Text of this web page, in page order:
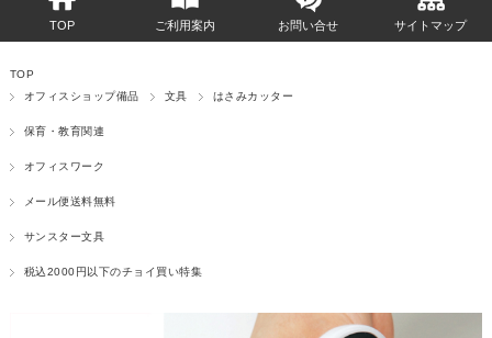
TOP ご利用案内 お問い合せ サイトマップ
TOP
オフィスショップ備品
文具 はさみカッター
保育・教育関連
オフィスワーク
メール便送料無料
サンスター文具
税込2000円以下のチョイ買い特集